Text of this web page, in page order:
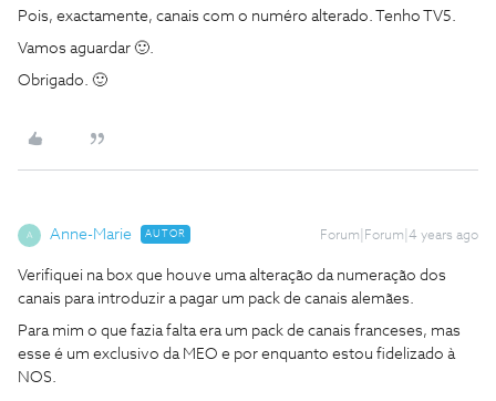
Pois, exactamente, canais com o numéro alterado. Tenho TV5.
Vamos aguardar 🙂.
Obrigado. 🙂
A Anne-Marie AUTOR Forum|Forum|4 years ago
Verifiquei na box que houve uma alteração da numeração dos
canais para introduzir a pagar um pack de canais alemães.
Para mim o que fazia falta era um pack de canais franceses, mas
esse é um exclusivo da MEO e por enquanto estou fidelizado à
NOS.